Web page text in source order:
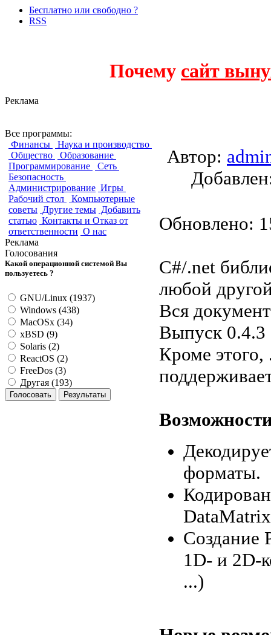
Бесплатно или свободно ?
RSS
Почему сайт
Реклама
Все программы:
Финансы
Наука и производство
Общество
Образование
Программирование
Сеть
Безопасность
Администрирование Игры
Рабочий стол
Компьютерные
советы Другие темы Добавить
статью Контакты и Отказ от
ответственности О нас
Реклама
Голосования
Какой операционной системой Вы
пользуетесь ?
GNU/Linux (1937)
Windows (438)
MacOSx (34)
xBSD (9)
Solaris (2)
ReactOS (2)
FreeDos (3)
Другая (193)
Автор:
Обновлено:
C#/.net
любой
Вся
Выпуск 0.4.3
Кроме этого,
форматы.
Создание
1D- и 2D-
...)